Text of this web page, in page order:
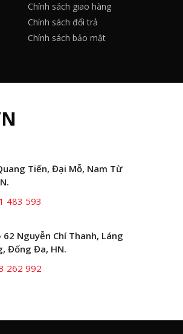
Chính sách giao hàng
Chính sách đổi trả
Chính sách bảo mật
Tiến, Đại Mỗ, Nam Từ
483 593
62 Nguyễn Chí Thanh, Láng
Đống Đa, HN.
262 992